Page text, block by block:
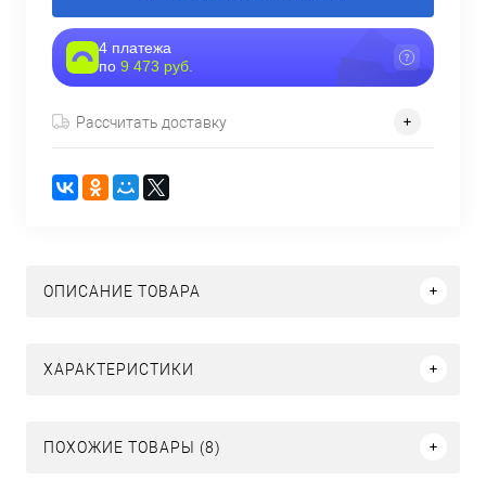
4 платежа
по 9 473 руб.
Рассчитать доставку
ОПИСАНИЕ ТОВАРА
ХАРАКТЕРИСТИКИ
ПОХОЖИЕ ТОВАРЫ (8)